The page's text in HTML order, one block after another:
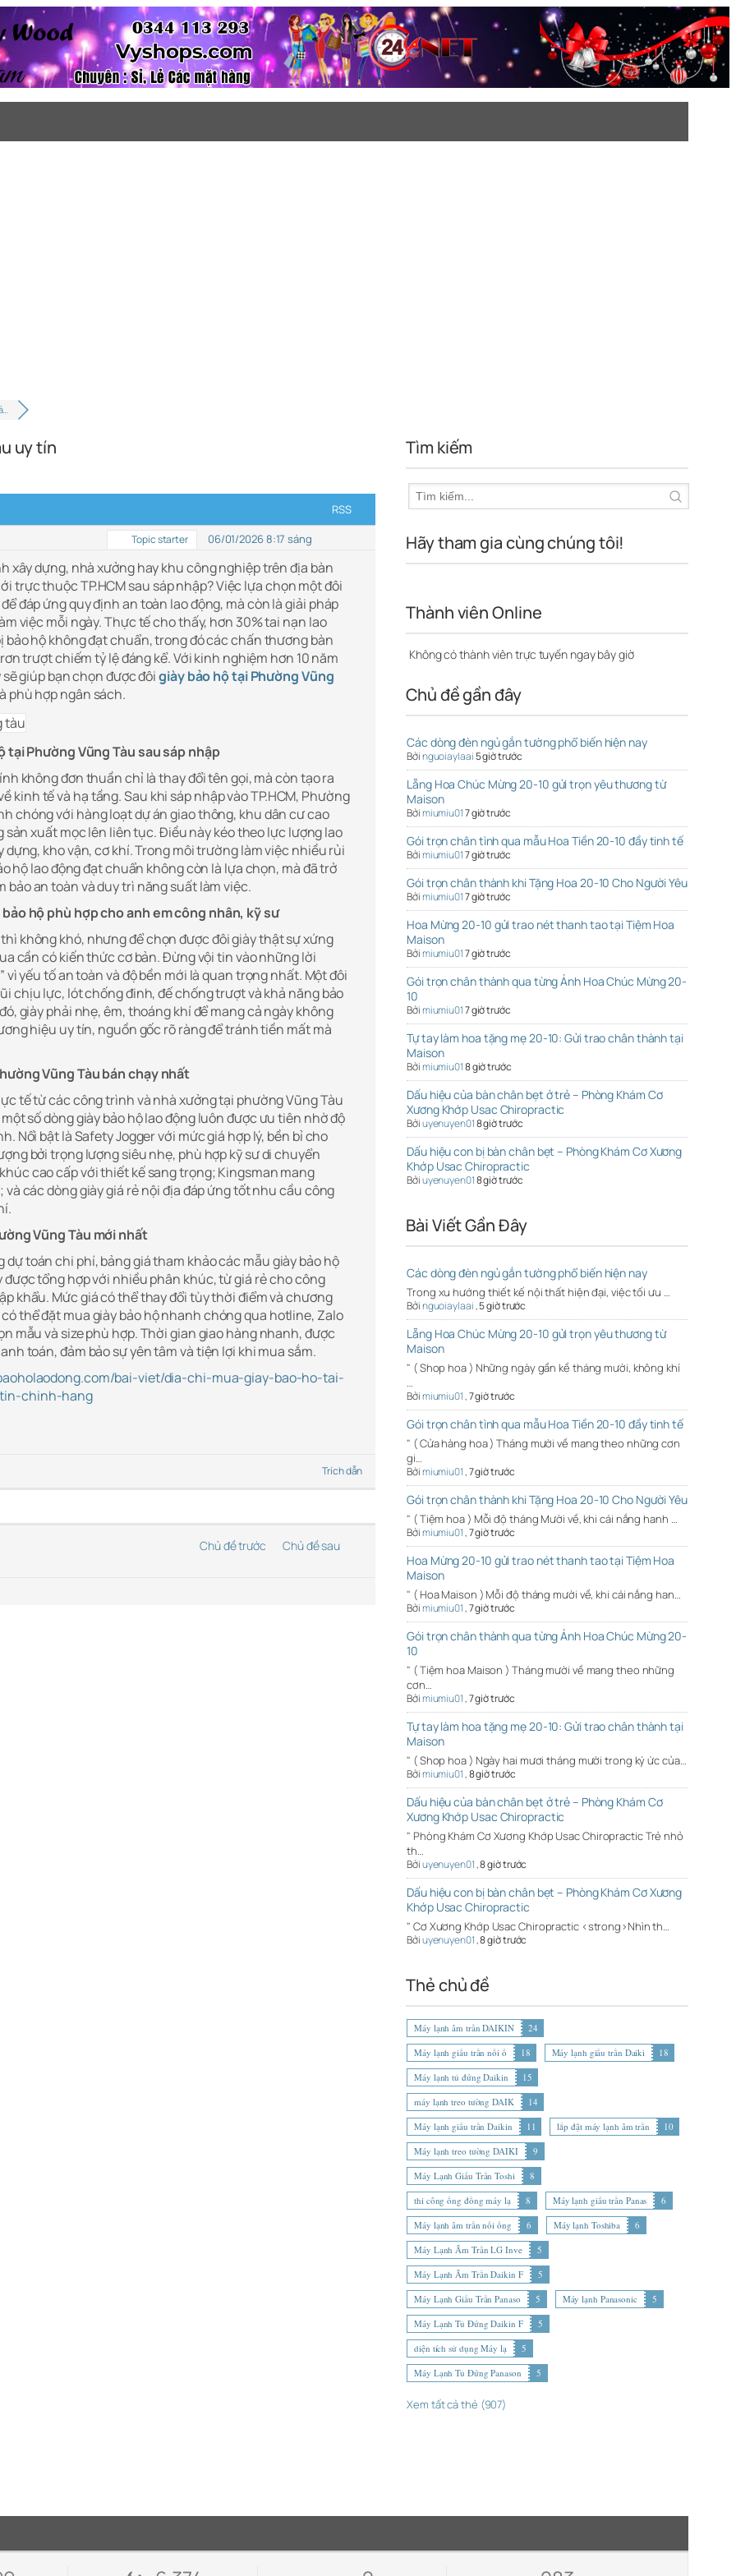
uy tín
RSS
Topic starter 06/01/2026 8:17 sáng
xây dựng, nhà xưởng hay khu công nghiệp trên địa bàn
trực thuộc TP.HCM sau sáp nhập? Việc lựa chọn một đôi
đáp ứng quy định an toàn lao động, mà còn là giải pháp
việc mỗi ngày. Thực tế cho thấy, hơn 30% tai nạn lao
hộ không đạt chuẩn, trong đó các chấn thương bàn
trượt chiếm tỷ lệ đáng kể. Với kinh nghiệm hơn 10 năm
giúp bạn chọn được đôigiày bảo hộ tại Phường Vũng
phù hợp ngân sách.
tại Phường Vũng Tàu sau sáp nhập
không đơn thuần chỉ là thay đổi tên gọi, mà còn tạo ra
kinh tế và hạ tầng. Sau khi sáp nhập vào TP.HCM, Phường
chóng với hàng loạt dự án giao thông, khu dân cư cao
sản xuất mọc lên liên tục. Điều này kéo theo lực lượng lao
kho vận, cơ khí. Trong môi trường làm việc nhiều rủi
hộ lao động đạt chuẩn không còn là lựa chọn, mà đã trở
bảo an toàn và duy trì năng suất làm việc.
hộ phù hợp cho anh em công nhân, kỹ sư
thì không khó, nhưng để chọn được đôi giày thật sự xứng
cần có kiến thức cơ bản. Đừng vội tin vào những lời
vì yếu tố an toàn và độ bền mới là quan trọng nhất. Một đôi
chịu lực, lót chống đinh, đế chống trượt và khả năng bảo
giày phải nhẹ, êm, thoáng khí để mang cả ngày không
hiệu uy tín, nguồn gốc rõ ràng để tránh tiền mất mà
Vũng Tàu bán chạy nhất
tế từ các công trình và nhà xưởng tại phường Vũng Tàu
số dòng giày bảo hộ lao động luôn được ưu tiên nhờ độ
Nổi bật là Safety Jogger với mức giá hợp lý, bền bỉ cho
bởi trọng lượng siêu nhẹ, phù hợp kỹ sư di chuyển
cao cấp với thiết kế sang trọng; Kingsman mang
các dòng giày giá rẻ nội địa đáp ứng tốt nhu cầu công
Vũng Tàu mới nhất
dự toán chi phí, bảng giá tham khảo các mẫu giày bảo hộ
được tổng hợp với nhiều phân khúc, từ giá rẻ cho công
khẩu. Mức giá có thể thay đổi tùy thời điểm và chương
thể đặt mua giày bảo hộ nhanh chóng qua hotline, Zalo
mẫu và size phù hợp. Thời gian giao hàng nhanh, được
toán, đảm bảo sự yên tâm và tiện lợi khi mua sắm.
bai-viet/dia-chi-mua-giay-bao-ho-tai-
chinh-hang
Trích dẫn
Chủ đề trước Chủ đề sau
Tìm kiếm
Hãy tham gia cùng chúng tôi!
Thành viên Online
Không có thành viên trực tuyến ngay bây giờ
Chủ đề gần đây
Các dòng đèn ngủ gắn tường phổ biến hiện nay
Bởinguoiaylaai5 giờ trước
Lẵng Hoa Chúc Mừng 20-10 gửi trọn yêu thương từ
Maison
Bởimiumiu017 giờ trước
Gói trọn chân tình qua mẫu Hoa Tiền 20-10 đầy tinh tế
Bởimiumiu017 giờ trước
Gói trọn chân thành khi Tặng Hoa 20-10 Cho Người Yêu
Bởimiumiu017 giờ trước
Hoa Mừng 20-10 gửi trao nét thanh tao tại Tiệm Hoa
Maison
Bởimiumiu017 giờ trước
Gói trọn chân thành qua từng Ảnh Hoa Chúc Mừng 20-
10
Bởimiumiu017 giờ trước
Tự tay làm hoa tặng mẹ 20-10: Gửi trao chân thành tại
Maison
Bởimiumiu018 giờ trước
Dấu hiệu của bàn chân bẹt ở trẻ – Phòng Khám Cơ
Xương Khớp Usac Chiropractic
Bởiuyenuyen018 giờ trước
Dấu hiệu con bị bàn chân bẹt – Phòng Khám Cơ Xương
Khớp Usac Chiropractic
Bởiuyenuyen018 giờ trước
Bài Viết Gần Đây
Các dòng đèn ngủ gắn tường phổ biến hiện nay
Trong xu hướng thiết kế nội thất hiện đại, việc tối ưu …
Bởinguoiaylaai,5 giờ trước
Lẵng Hoa Chúc Mừng 20-10 gửi trọn yêu thương từ
Maison
" ( Shop hoa ) Những ngày gần kề tháng mười, không khí
…
Bởimiumiu01,7 giờ trước
Gói trọn chân tình qua mẫu Hoa Tiền 20-10 đầy tinh tế
" ( Cửa hàng hoa ) Tháng mười về mang theo những cơn
gi…
Bởimiumiu01,7 giờ trước
Gói trọn chân thành khi Tặng Hoa 20-10 Cho Người Yêu
" ( Tiệm hoa ) Mỗi độ tháng Mười về, khi cái nắng hanh …
Bởimiumiu01,7 giờ trước
Hoa Mừng 20-10 gửi trao nét thanh tao tại Tiệm Hoa
Maison
" ( Hoa Maison ) Mỗi độ tháng mười về, khi cái nắng han…
Bởimiumiu01,7 giờ trước
Gói trọn chân thành qua từng Ảnh Hoa Chúc Mừng 20-
10
" ( Tiệm hoa Maison ) Tháng mười về mang theo những
cơn…
Bởimiumiu01,7 giờ trước
Tự tay làm hoa tặng mẹ 20-10: Gửi trao chân thành tại
Maison
" ( Shop hoa ) Ngày hai mươi tháng mười trong ký ức của…
Bởimiumiu01,8 giờ trước
Dấu hiệu của bàn chân bẹt ở trẻ – Phòng Khám Cơ
Xương Khớp Usac Chiropractic
" Phòng Khám Cơ Xương Khớp Usac Chiropractic Trẻ nhỏ
th…
Bởiuyenuyen01,8 giờ trước
Dấu hiệu con bị bàn chân bẹt – Phòng Khám Cơ Xương
Khớp Usac Chiropractic
" Cơ Xương Khớp Usac Chiropractic <strong>Nhìn th…
Bởiuyenuyen01,8 giờ trước
Thẻ chủ đề
Máy lạnh âm trần DAIKIN
24
Máy lạnh giấu trần nối ố
18 Máy lạnh giấu trần Daiki
18
Máy lạnh tủ đứng Daikin
15
máy lạnh treo tường DAIK
14
Máy lạnh giấu trần Daikin
11 lắp đặt máy lạnh âm trần
10
Máy lạnh treo tường DAIKI
9
Máy Lạnh Giấu Trần Toshi
8
thi công ống đồng máy lạ
8 Máy lạnh giấu trần Panas
6
Máy lạnh âm trần nối ống
6 Máy lạnh Toshiba
6
Máy Lạnh Âm Trần LG Inve
5
Máy Lạnh Âm Trần Daikin F
5
Máy Lạnh Giấu Trần Panaso
5 Máy lạnh Panasonic
5
Máy Lạnh Tủ Đứng Daikin F
5
diện tích sử dụng Máy lạ
5
Máy Lạnh Tủ Đứng Panason
5
Xem tất cả thẻ (907)